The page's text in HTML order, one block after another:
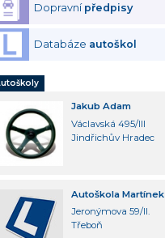
Dopravní předpisy
Databáze autoškol
Jakub Adam
Václavská 495/III
Jindřichův Hradec
Autoškola Martínek
Jeronýmova 59/II.
Třeboň